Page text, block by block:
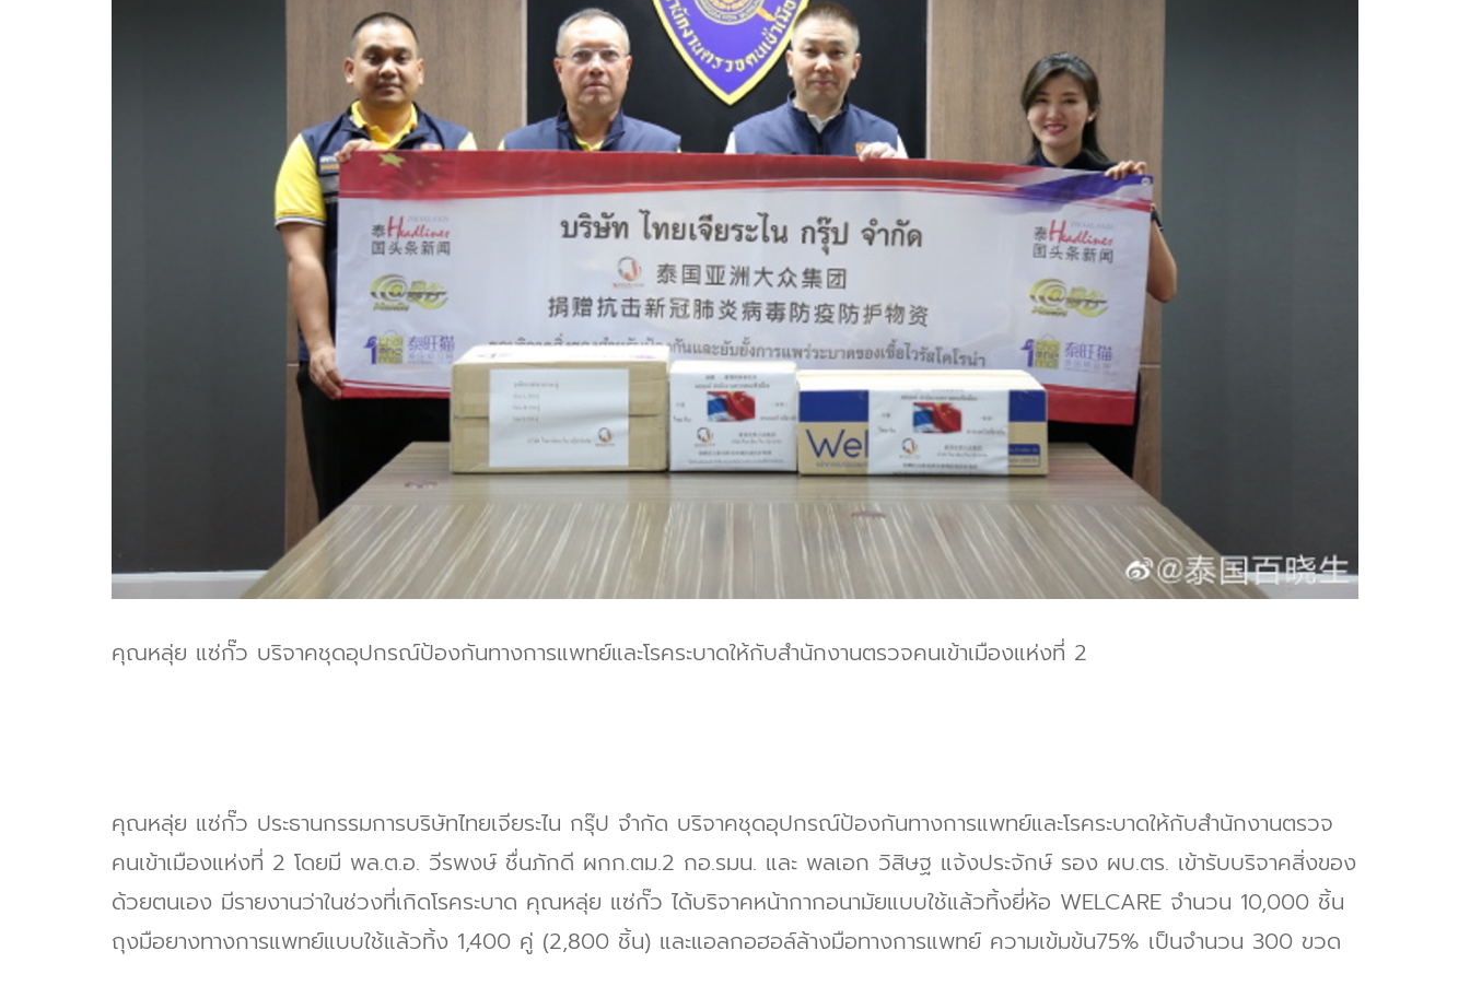
คุณหลุ่ย แซ่กั๊ว บริจาคชุดอุปกรณ์ป้องกันทางการแพทย์และโรคระบาดให้กับสำนักงานตรวจคนเข้าเมืองแห่งที่ 2
คุณหลุ่ย แซ่กั๊ว ประธานกรรมการบริษัทไทยเจียระไน กรุ๊ป จำกัด บริจาคชุดอุปกรณ์ป้องกันทางการแพทย์และโรคระบาดให้กับสำนักงานตรวจ
คนเข้าเมืองแห่งที่ 2 โดยมี พล.ต.อ. วีรพงษ์ ชื่นภักดี ผกก.ตม.2 กอ.รมน. และ พลเอก วิสิษฐ แจ้งประจักษ์ รอง ผบ.ตร. เข้ารับบริจาคสิ่งของ
ด้วยตนเอง มีรายงานว่าในช่วงที่เกิดโรคระบาด คุณหลุ่ย แซ่กั๊ว ได้บริจาคหน้ากากอนามัยแบบใช้แล้วทิ้งยี่ห้อ WELCARE จำนวน 10,000 ชิ้น
ถุงมือยางทางการแพทย์แบบใช้แล้วทิ้ง 1,400 คู่ (2,800 ชิ้น) และแอลกอฮอล์ล้างมือทางการแพทย์ ความเข้มข้น75% เป็นจำนวน 300 ขวด